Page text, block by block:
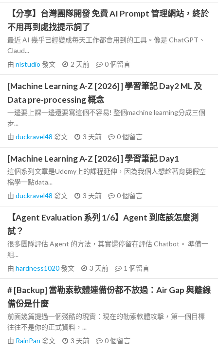
【分享】台灣團隊開發 免費 AI Prompt 管理網站，終於
不用再到處找提示詞了
最近 AI 幾乎已經變成每天工作都會用到的工具。像是 ChatGPT、
Claud...
由 nlstudio 發文 2 天前 0個留言
[Machine Learning A-Z [2026] ] 學習筆記 Day2 ML 及
Data pre-processing 概念
一邊要上課一邊還要寫這個不容易! 整個machine learning分成三個
步...
由 duckravel48 發文 3 天前 0個留言
[Machine Learning A-Z [2026] ] 學習筆記 Day1
這個系列文章是Udemy上的課程延伸，因為我個人想趁著育嬰假空
檔學一點data...
由 duckravel48 發文 3 天前 0個留言
【Agent Evaluation 系列 1/6】Agent 到底該怎麼測
試？
很多團隊評估 Agent 的方法，其實還停留在評估 Chatbot。 準備一
組...
由 hardness1020發文 3 天前 1 個留言
# [Backup] 當勒索軟體連備份都不放過：Air Gap 與離線
備份是什麼
前面幾篇提過一個殘酷的現實：現在的勒索軟體攻擊，第一個目標
往往不是你的正式資料，...
由 RainPan 發文 3 天前 0個留言